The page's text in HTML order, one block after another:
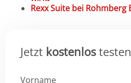
Rexx Suite bei Rohmberg
Jetzt kostenlos
Vorname